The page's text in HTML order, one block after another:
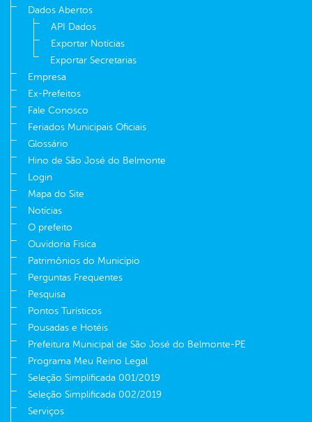
Dados Abertos
API Dados
Exportar Notícias
Exportar Secretarias
Empresa
Ex-Prefeitos
Fale Conosco
Feriados Municipais Oficiais
Glossário
Hino de São José do Belmonte
Login
Mapa do Site
Notícias
O prefeito
Ouvidoria Fisíca
Patrimônios do Município
Perguntas Frequentes
Pesquisa
Pontos Turísticos
Pousadas e Hotéis
Prefeitura Municipal de São José do Belmonte-PE
Programa Meu Reino Legal
Seleção Simplificada 001/2019
Seleção Simplificada 002/2019
Serviços